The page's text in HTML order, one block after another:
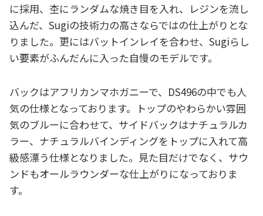
に採用、杢にランダムな焼き目を入れ、レジンを流し
込んだ、Sugiの技術力の高さならではの仕上がりとな
りました。更にはバットインレイを合わせ、Sugiらし
い要素がふんだんに入った自慢のモデルです。
バックはアフリカンマホガニーで、DS496の中でも人
気の仕様となっております。トップのやわらかい雰囲
気のブルーに合わせて、サイドバックはナチュラルカ
ラー、ナチュラルバインディングをトップに入れて高
級感漂う仕様となりました。見た目だけでなく、サウ
ンドもオールラウンダーな仕上がりになっておりま
す。